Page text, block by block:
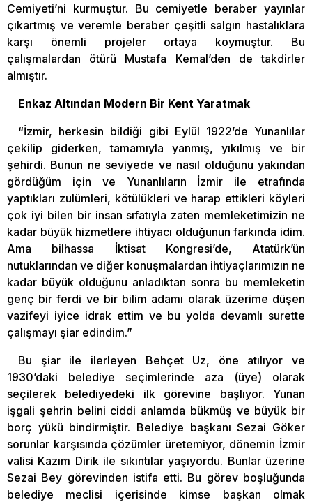
Cemiyeti’ni kurmuştur. Bu cemiyetle beraber yayınlar
çıkartmış ve veremle beraber çeşitli salgın hastalıklara
karşı önemli projeler ortaya koymuştur. Bu
çalışmalardan ötürü Mustafa Kemal’den de takdirler
almıştır.
Enkaz Altından Modern Bir Kent Yaratmak
“İzmir, herkesin bildiği gibi Eylül 1922’de Yunanlılar
çekilip giderken, tamamıyla yanmış, yıkılmış ve bir
şehirdi. Bunun ne seviyede ve nasıl olduğunu yakından
gördüğüm için ve Yunanlıların İzmir ile etrafında
yaptıkları zulümleri, kötülükleri ve harap ettikleri köyleri
çok iyi bilen bir insan sıfatıyla zaten memleketimizin ne
kadar büyük hizmetlere ihtiyacı olduğunun farkında idim.
Ama bilhassa İktisat Kongresi’de, Atatürk’ün
nutuklarından ve diğer konuşmalardan ihtiyaçlarımızın ne
kadar büyük olduğunu anladıktan sonra bu memleketin
genç bir ferdi ve bir bilim adamı olarak üzerime düşen
vazifeyi iyice idrak ettim ve bu yolda devamlı surette
çalışmayı şiar edindim.”
Bu şiar ile ilerleyen Behçet Uz, öne atılıyor ve
1930’daki belediye seçimlerinde aza (üye) olarak
seçilerek belediyedeki ilk görevine başlıyor. Yunan
işgali şehrin belini ciddi anlamda bükmüş ve büyük bir
borç yükü bindirmiştir. Belediye başkanı Sezai Göker
sorunlar karşısında çözümler üretemiyor, dönemin İzmir
valisi Kazım Dirik ile sıkıntılar yaşıyordu. Bunlar üzerine
Sezai Bey görevinden istifa etti. Bu görev boşluğunda
belediye meclisi içerisinde kimse başkan olmak